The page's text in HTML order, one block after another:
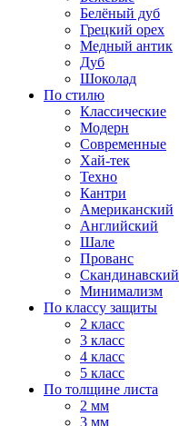
Белёный дуб
Грецкий орех
Медный антик
Дуб
Шоколад
По стилю
Классические
Модерн
Современные
Хай-тек
Техно
Кантри
Американский
Английский
Шале
Прованс
Скандинавский
Минимализм
По классу защиты
2 класс
3 класс
4 класс
5 класс
По толщине листа
2 мм
3 мм